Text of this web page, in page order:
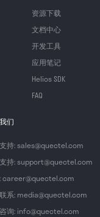
资源下载
文档中心
开发工具
应用笔记
Helios SDK
FAQ
们
持: sales@quectel.com
持: support@quectel.com
career@quectel.com
系: media@quectel.com
询: info@quectel.com